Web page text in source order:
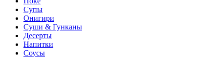
Супы
Онигири
Суши & Гунканы
Десерты
Напитки
Соусы